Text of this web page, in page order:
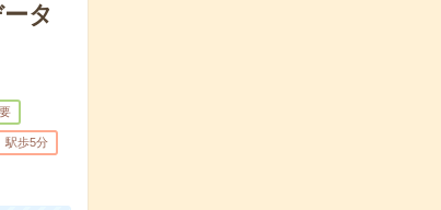
タ
駅歩5分